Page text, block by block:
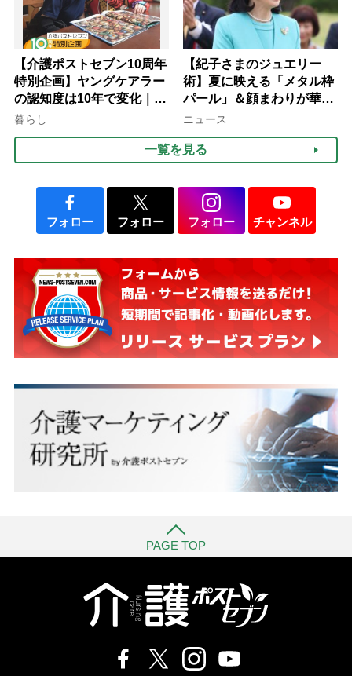
【介護ポストセブン10周年
特別企画】ヤングケアラー
の認知度は10年で変化｜流
行語大賞にノミネート、法
暮らし
【紀子さまのジュエリー
術】夏に映える「メタル枠
パール」＆顔まわりが華や
ぐ「揺れる一粒」の使い分
ニュース
一覧を見る
フォロー フォロー フォロー チャンネル
PAGE TOP